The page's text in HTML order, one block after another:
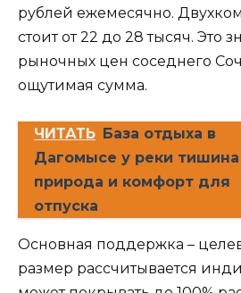
рублей ежемесячно.
стоит от 22 до 28 тысяч. Это
рыночных цен соседнего
ощутимая сумма.
ЧИТАТЬ База отдыха в
Дагомысе у реки тишина
природа и комфорт для
отпуска
Основная поддержка –
размер рассчитывается